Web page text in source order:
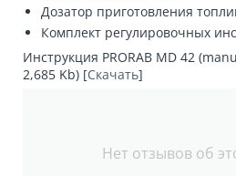
Дозатор приготовления
Комплект регулировочных
Инструкция PRORAB MD 42
2,685 Kb) [Скачать]
Нет отзывов об